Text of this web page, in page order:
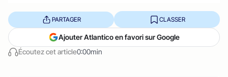
Écoutez cet article0:00min
PARTAGER CLASSER
Ajouter Atlantico en favori sur Google